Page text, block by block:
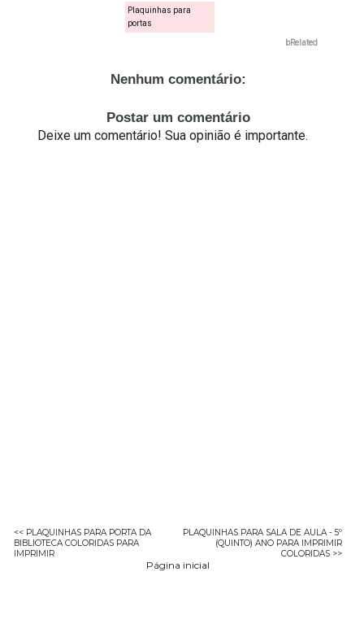
Plaquinhas para
portas
bRelated
Nenhum comentário:
Postar um comentário
Deixe um comentário! Sua opinião é importante.
<< PLAQUINHAS PARA PORTA DA
BIBLIOTECA COLORIDAS PARA
IMPRIMIR
PLAQUINHAS PARA SALA DE AULA - 5º
(QUINTO) ANO PARA IMPRIMIR
COLORIDAS >>
Página inicial